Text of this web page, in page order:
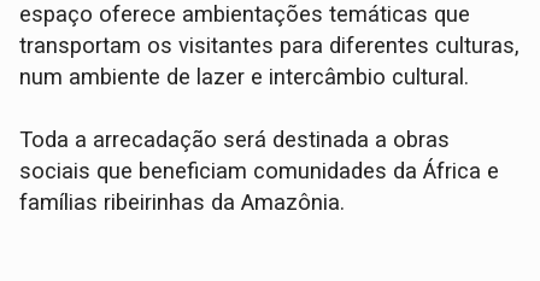
espaço oferece ambientações temáticas que
transportam os visitantes para diferentes culturas,
num ambiente de lazer e intercâmbio cultural.
Toda a arrecadação será destinada a obras
sociais que beneficiam comunidades da África e
famílias ribeirinhas da Amazônia.